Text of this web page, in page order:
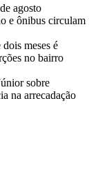
agosto
e ônibus circulam
meses é
no bairro
sobre
na arrecadação